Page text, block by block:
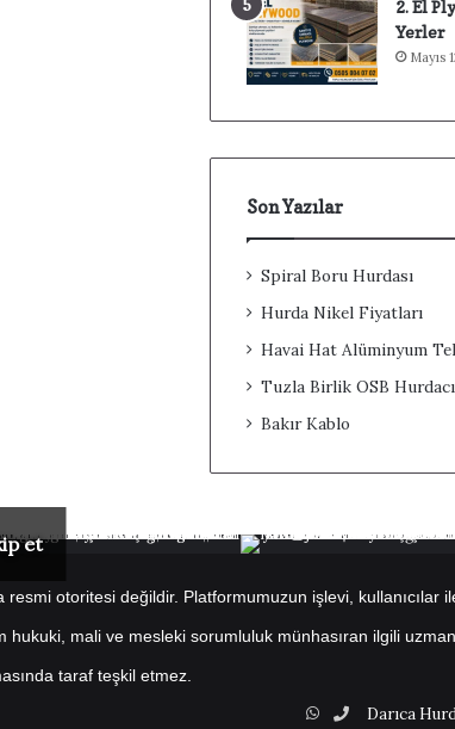
2. El
Yerler
Mayıs
Son Yazılar
Spiral Boru Hurdası
Hurda Nikel Fiyatları
Havai Hat Alüminyum
Tuzla Birlik OSB Hurdacı
Bakır Kablo
et
otoritesi değildir. Platformumuzun işlevi, kullanıcılar
hukuki, mali ve mesleki sorumluluk münhasıran ilgili
taraf teşkil etmez.
Darıca
WhatsApp
Telefon